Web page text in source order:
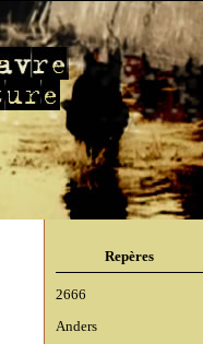
Repères
2666
Anders